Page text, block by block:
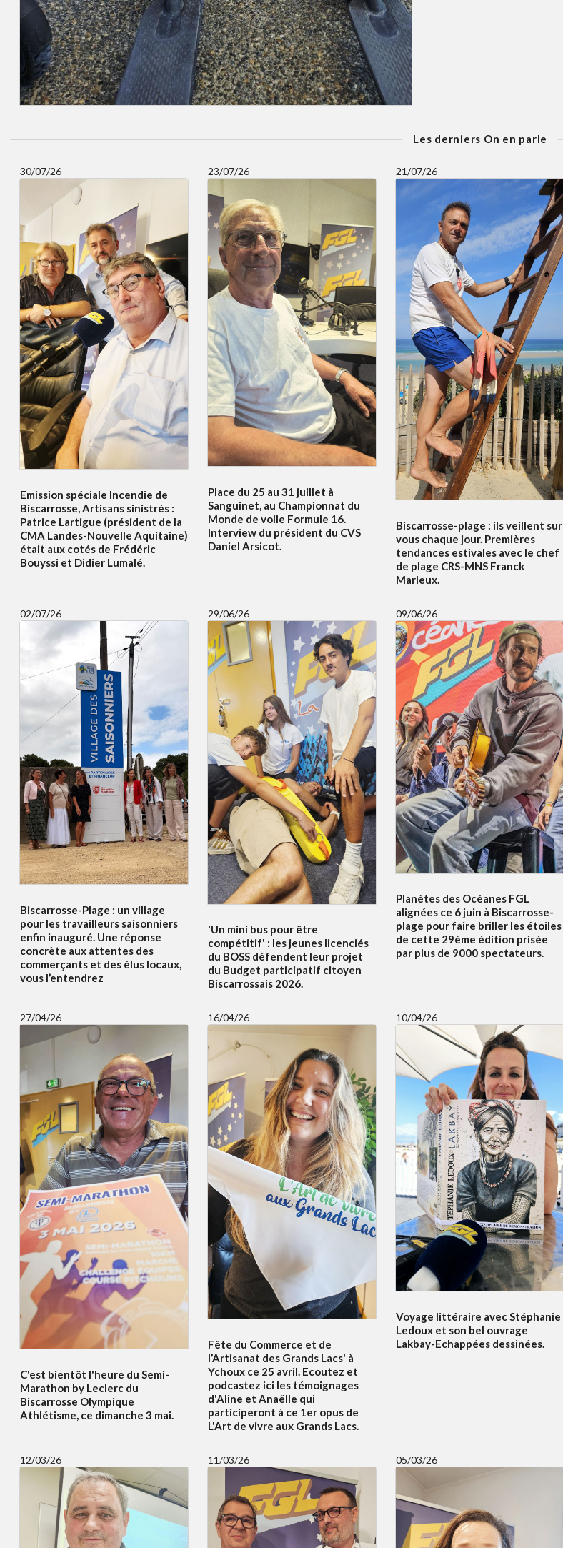
Les derniers On en parle
30/07/26
Emission spéciale Incendie de
Biscarrosse, Artisans sinistrés :
Patrice Lartigue (président de la
CMA Landes-Nouvelle Aquitaine)
était aux cotés de Frédéric
Bouyssi et Didier Lumalé.
23/07/26
Place du 25 au 31 juillet à
Sanguinet, au Championnat du
Monde de voile Formule 16.
Interview du président du CVS
Daniel Arsicot.
21/07/26
Biscarrosse-plage : ils veillent sur
vous chaque jour. Premières
tendances estivales avec le chef
de plage CRS-MNS Franck
Marleux.
02/07/26
Biscarrosse-Plage : un village
pour les travailleurs saisonniers
enfin inauguré. Une réponse
concrète aux attentes des
commerçants et des élus locaux,
vous l’entendrez
29/06/26
'Un mini bus pour être
compétitif' : les jeunes licenciés
du BOSS défendent leur projet
du Budget participatif citoyen
Biscarrossais 2026.
09/06/26
Planètes des Océanes FGL
alignées ce 6 juin à Biscarrosse-
plage pour faire briller les étoiles
de cette 29ème édition prisée
par plus de 9000 spectateurs.
27/04/26
C'est bientôt l'heure du Semi-
Marathon by Leclerc du
Biscarrosse Olympique
Athlétisme, ce dimanche 3 mai.
16/04/26
Fête du Commerce et de
l’Artisanat des Grands Lacs' à
Ychoux ce 25 avril. Ecoutez et
podcastez ici les témoignages
d'Aline et Anaëlle qui
participeront à ce 1er opus de
L'Art de vivre aux Grands Lacs.
10/04/26
Voyage littéraire avec Stéphanie
Ledoux et son bel ouvrage
Lakbay-Echappées dessinées.
12/03/26 11/03/26 05/03/26